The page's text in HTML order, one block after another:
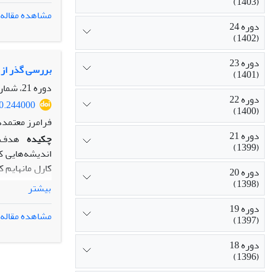
ناشی از
مشاهده مقاله
بررسی گذر از
دوره 21، شماره 1، بهار 1399، صفحه
فرامرز
چکیده هدف
کارل
از
سفرنامه‌های
دوره نقشی
موجود
ایرانی آن
بیشتر
مشاهده مقاله
دوره 24
(1402)
دوره 23
(1401)
دوره 22
(1400)
دوره 21
(1399)
دوره 20
(1398)
دوره 19
(1397)
دوره 18
(1396)